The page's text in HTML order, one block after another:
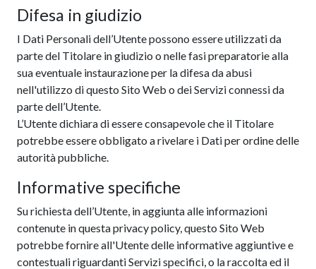
Difesa in giudizio
I Dati Personali dell’Utente possono essere utilizzati da
parte del Titolare in giudizio o nelle fasi preparatorie alla
sua eventuale instaurazione per la difesa da abusi
nell'utilizzo di questo Sito Web o dei Servizi connessi da
parte dell’Utente.
L’Utente dichiara di essere consapevole che il Titolare
potrebbe essere obbligato a rivelare i Dati per ordine delle
autorità pubbliche.
Informative specifiche
Su richiesta dell’Utente, in aggiunta alle informazioni
contenute in questa privacy policy, questo Sito Web
potrebbe fornire all'Utente delle informative aggiuntive e
contestuali riguardanti Servizi specifici, o la raccolta ed il